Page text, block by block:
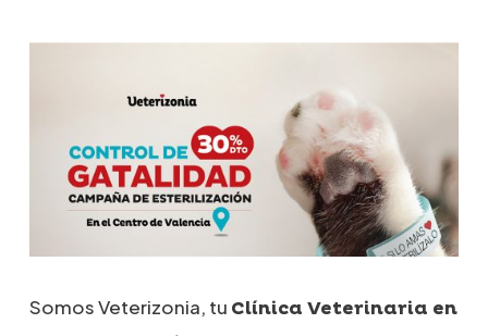
Somos Veterizonia, tu Clínica Veterinaria en